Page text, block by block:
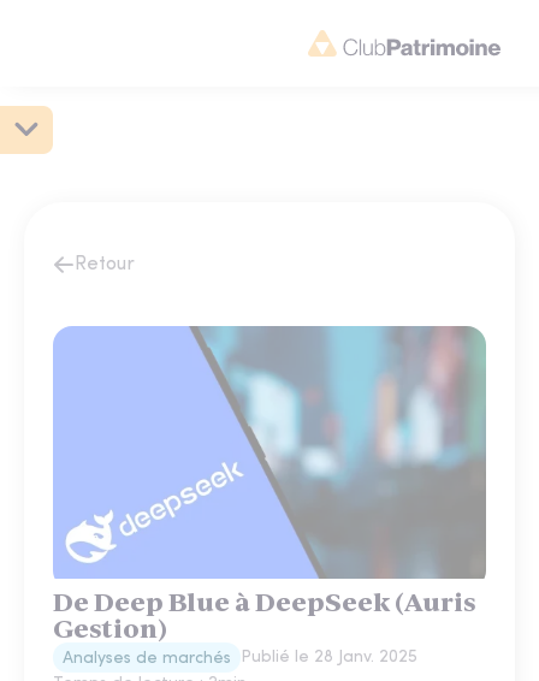
Retour
De Deep Blue à DeepSeek (Auris
Gestion)
Analyses de marchés Publié le 28 Janv. 2025